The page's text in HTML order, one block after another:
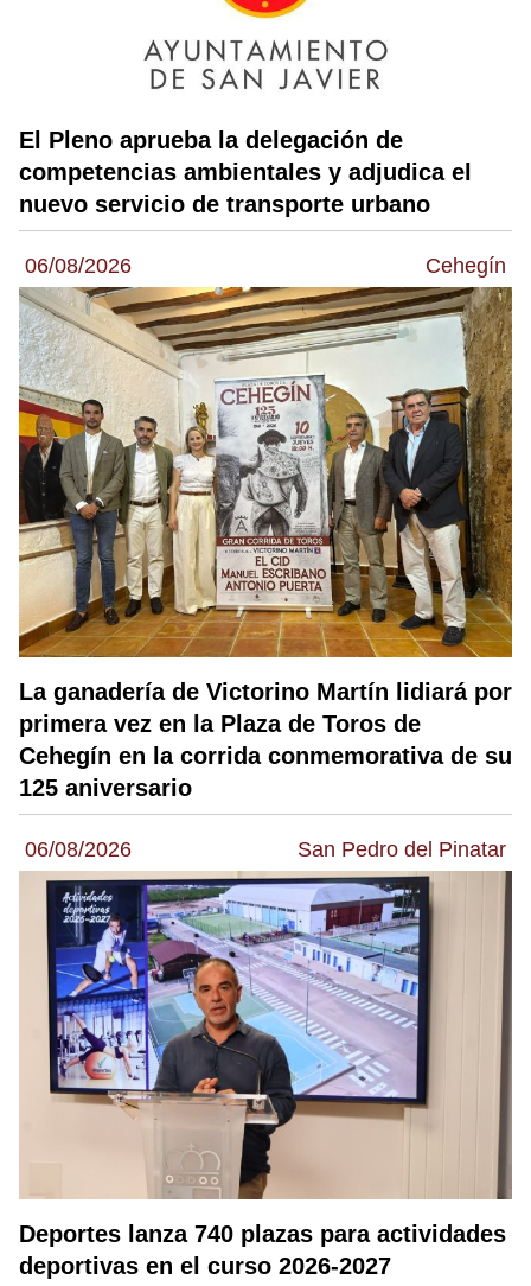
El Pleno aprueba la delegación de
competencias ambientales y adjudica el
nuevo servicio de transporte urbano
06/08/2026 Cehegín
La ganadería de Victorino Martín lidiará por
primera vez en la Plaza de Toros de
Cehegín en la corrida conmemorativa de su
125 aniversario
06/08/2026 San Pedro del Pinatar
Deportes lanza 740 plazas para actividades
deportivas en el curso 2026-2027